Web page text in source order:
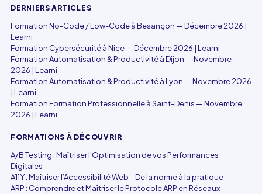
DERNIERS ARTICLES
Formation No-Code / Low-Code à Besançon — Décembre 2026 |
Learni
Formation Cybersécurité à Nice — Décembre 2026 | Learni
Formation Automatisation & Productivité à Dijon — Novembre
2026 | Learni
Formation Automatisation & Productivité à Lyon — Novembre 2026
| Learni
Formation Formation Professionnelle à Saint-Denis — Novembre
2026 | Learni
FORMATIONS À DÉCOUVRIR
A/B Testing : Maîtriser l’Optimisation de vos Performances
Digitales
A11Y : Maîtriser l’Accessibilité Web – De la norme à la pratique
ARP : Comprendre et Maîtriser le Protocole ARP en Réseaux